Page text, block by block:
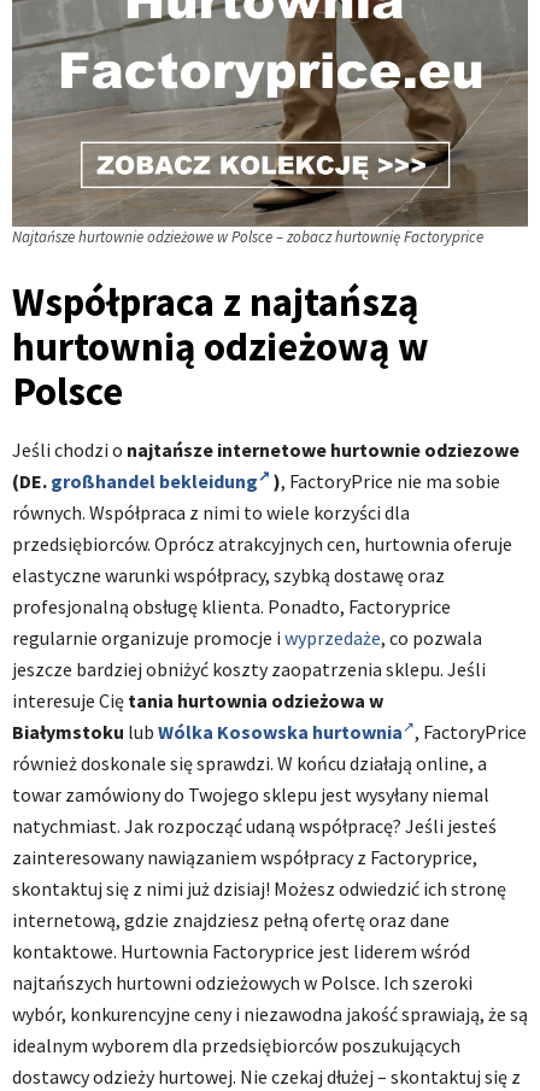
Najtańsze hurtownie odzieżowe w Polsce – zobacz hurtownię Factoryprice
Współpraca z najtańszą
hurtownią odzieżową w
Polsce
Jeśli chodzi o najtańsze internetowe hurtownie odziezowe
(DE. großhandel bekleidung ), FactoryPrice nie ma sobie
równych. Współpraca z nimi to wiele korzyści dla
przedsiębiorców. Oprócz atrakcyjnych cen, hurtownia oferuje
elastyczne warunki współpracy, szybką dostawę oraz
profesjonalną obsługę klienta. Ponadto, Factoryprice
regularnie organizuje promocje i wyprzedaże, co pozwala
jeszcze bardziej obniżyć koszty zaopatrzenia sklepu. Jeśli
interesuje Cię tania hurtownia odzieżowa w
Białymstoku lub Wólka Kosowska hurtownia , FactoryPrice
również doskonale się sprawdzi. W końcu działają online, a
towar zamówiony do Twojego sklepu jest wysyłany niemal
natychmiast. Jak rozpocząć udaną współpracę? Jeśli jesteś
zainteresowany nawiązaniem współpracy z Factoryprice,
skontaktuj się z nimi już dzisiaj! Możesz odwiedzić ich stronę
internetową, gdzie znajdziesz pełną ofertę oraz dane
kontaktowe. Hurtownia Factoryprice jest liderem wśród
najtańszych hurtowni odzieżowych w Polsce. Ich szeroki
wybór, konkurencyjne ceny i niezawodna jakość sprawiają, że są
idealnym wyborem dla przedsiębiorców poszukujących
dostawcy odzieży hurtowej. Nie czekaj dłużej – skontaktuj się z